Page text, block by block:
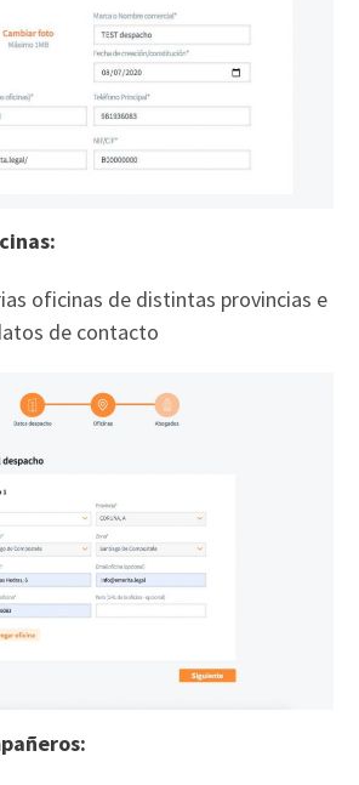
oficinas de distintas provincias e
de contacto